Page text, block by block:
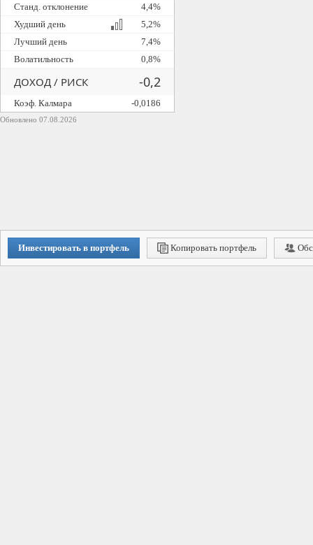
Обновлено 07.08.2026
Станд. отклонение
4,4%
Худший день
5,2%
Лучший день
7,4%
Волатильность
0,8%
ДОХОД / РИСК -0,2
Коэф. Калмара -0,0186
Инвестировать в портфель Копировать портфель